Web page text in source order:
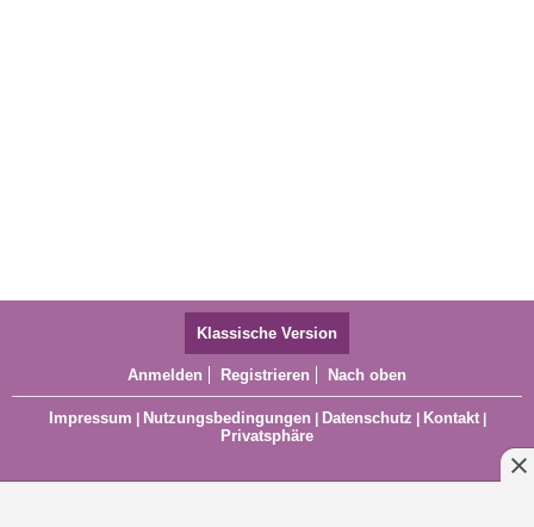
Klassische Version
Anmelden Registrieren Nach oben
Impressum Nutzungsbedingungen Datenschutz Kontakt|
Privatsphäre